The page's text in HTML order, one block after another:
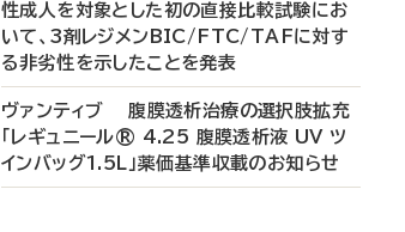
性成人を対象とした初の直接比較試験にお
いて、3剤レジメンBIC/FTC/TAFに対す
る非劣性を示したことを発表
ヴァンティブ 腹膜透析治療の選択肢拡充
「レギュニール® 4.25 腹膜透析液 UV ツ
インバッグ1.5L」薬価基準収載のお知らせ